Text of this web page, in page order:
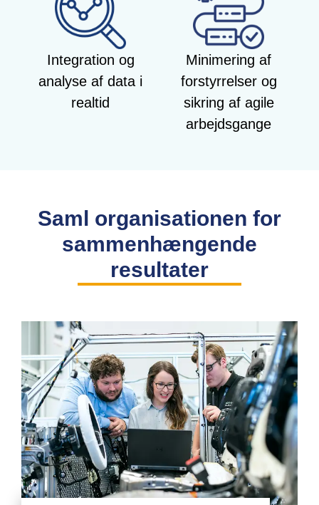
Integration og
analyse af data i
realtid
Minimering af
forstyrrelser og
sikring af agile
arbejdsgange
Saml organisationen for
sammenhængende
resultater